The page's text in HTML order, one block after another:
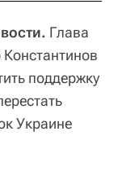
Глава
поддержку
Украине